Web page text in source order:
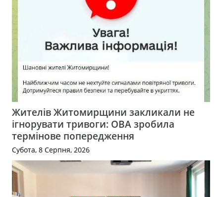
Жителів Житомирщини закликали не
ігнорувати тривоги: ОВА зробила
термінове попередження
Субота, 8 Серпня, 2026